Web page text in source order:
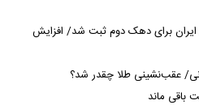
برای دهک دوم ثبت شد/ افزایش
عقب‌نشینی طلا چقدر شد؟